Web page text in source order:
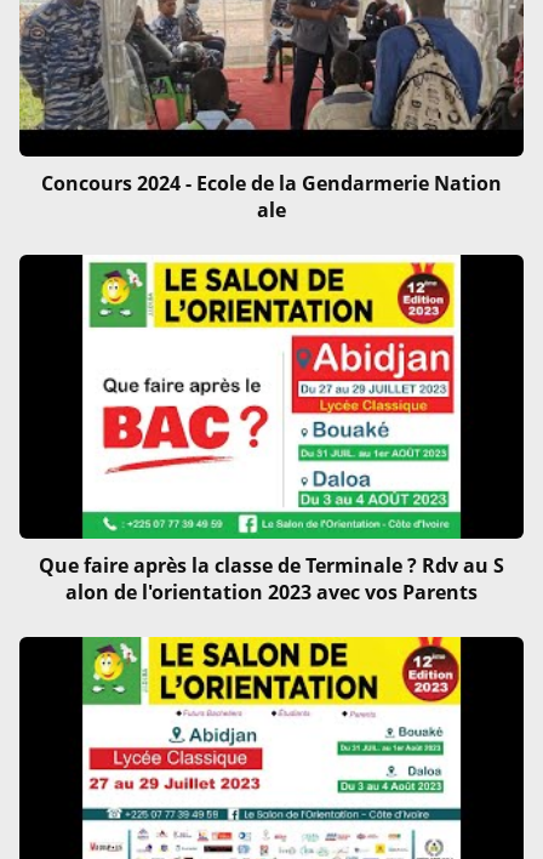
Concours 2024 - Ecole de la Gendarmerie Nation
ale
Que faire après la classe de Terminale ? Rdv au S
alon de l'orientation 2023 avec vos Parents